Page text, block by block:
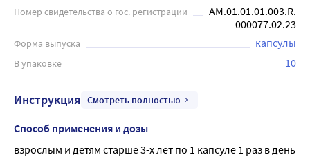
Номер свидетельства о гос. регистрации
АМ.01.01.01.003.R.
000077.02.23
Форма выпуска капсулы
В упаковке 10
Инструкция Смотреть полностью
Способ применения и дозы
взрослым и детям старше 3-х лет по 1 капсуле 1 раз в день